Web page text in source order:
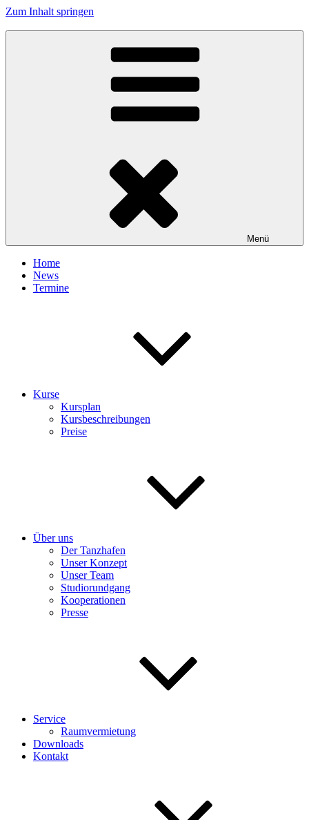
Zum Inhalt springen
Menü
Home
News
Termine
Kurse
Kursplan
Kursbeschreibungen
Preise
Über uns
Der Tanzhafen
Unser Konzept
Unser Team
Studiorundgang
Kooperationen
Presse
Service
Raumvermietung
Downloads
Kontakt